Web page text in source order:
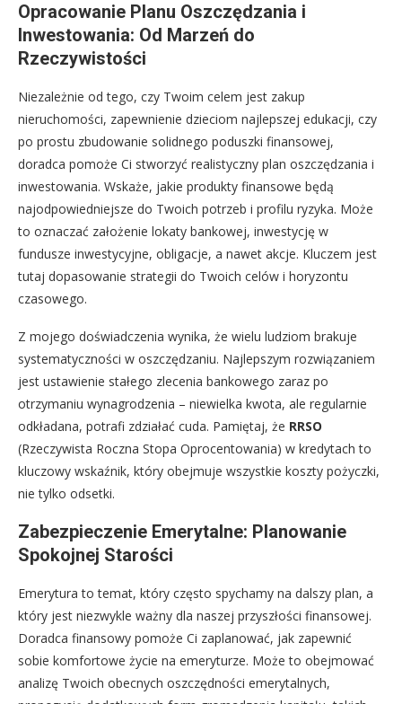
Opracowanie Planu Oszczędzania i
Inwestowania: Od Marzeń do
Rzeczywistości
Niezależnie od tego, czy Twoim celem jest zakup
nieruchomości, zapewnienie dzieciom najlepszej edukacji, czy
po prostu zbudowanie solidnego poduszki finansowej,
doradca pomoże Ci stworzyć realistyczny plan oszczędzania i
inwestowania. Wskaże, jakie produkty finansowe będą
najodpowiedniejsze do Twoich potrzeb i profilu ryzyka. Może
to oznaczać założenie lokaty bankowej, inwestycję w
fundusze inwestycyjne, obligacje, a nawet akcje. Kluczem jest
tutaj dopasowanie strategii do Twoich celów i horyzontu
czasowego.
Z mojego doświadczenia wynika, że wielu ludziom brakuje
systematyczności w oszczędzaniu. Najlepszym rozwiązaniem
jest ustawienie stałego zlecenia bankowego zaraz po
otrzymaniu wynagrodzenia – niewielka kwota, ale regularnie
odkładana, potrafi zdziałać cuda. Pamiętaj, że RRSO
(Rzeczywista Roczna Stopa Oprocentowania) w kredytach to
kluczowy wskaźnik, który obejmuje wszystkie koszty pożyczki,
nie tylko odsetki.
Zabezpieczenie Emerytalne: Planowanie
Spokojnej Starości
Emerytura to temat, który często spychamy na dalszy plan, a
który jest niezwykle ważny dla naszej przyszłości finansowej.
Doradca finansowy pomoże Ci zaplanować, jak zapewnić
sobie komfortowe życie na emeryturze. Może to obejmować
analizę Twoich obecnych oszczędności emerytalnych,